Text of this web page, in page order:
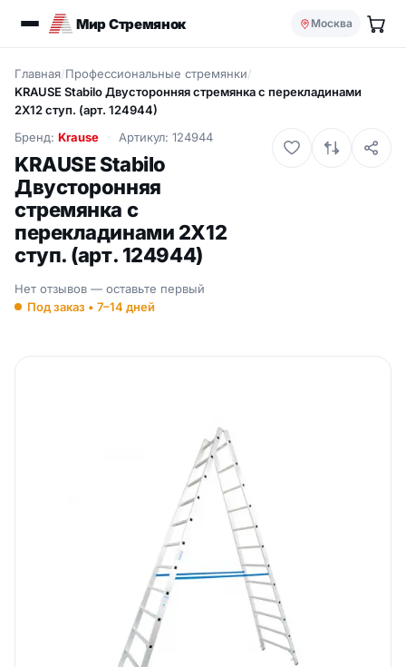
Мир Стремянок Москва
Главная/Профессиональные стремянки/
KRAUSE Stabilo Двусторонняя стремянка с перекладинами
2Х12 ступ. (арт. 124944)
Бренд: Krause Артикул: 124944
KRAUSE Stabilo
Двусторонняя
стремянка с
перекладинами 2Х12
ступ. (арт. 124944)
Нет отзывов — оставьте первый
Под заказ • 7–14 дней